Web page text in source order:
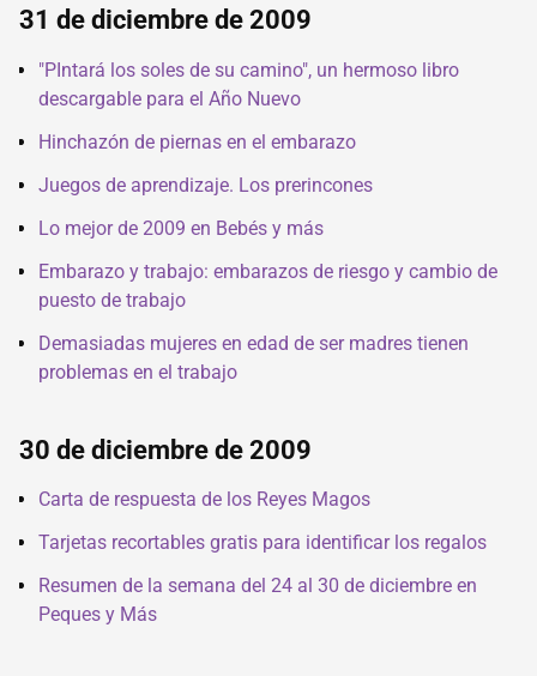
31 de diciembre de 2009
"PIntará los soles de su camino", un hermoso libro
descargable para el Año Nuevo
Hinchazón de piernas en el embarazo
Juegos de aprendizaje. Los prerincones
Lo mejor de 2009 en Bebés y más
Embarazo y trabajo: embarazos de riesgo y cambio de
puesto de trabajo
Demasiadas mujeres en edad de ser madres tienen
problemas en el trabajo
30 de diciembre de 2009
Carta de respuesta de los Reyes Magos
Tarjetas recortables gratis para identificar los regalos
Resumen de la semana del 24 al 30 de diciembre en
Peques y Más